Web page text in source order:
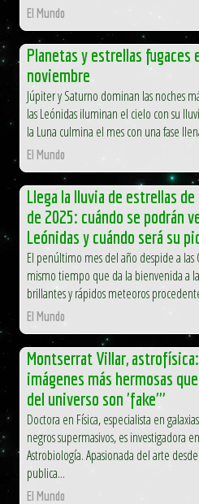
El Mundo
Planetas y estrellas fugaces
noviembre
Júpiter y Saturno dominan las noches
las Leónidas iluminan el cielo con su
la Luna culmina el mes con una fase
El Mundo
Llega la lluvia de estrellas
de 2025: cuándo se podrán
Leónidas y cuándo será su
El penúltimo mes del año despide a las
mismo tiempo que da la bienvenida a
brillantes y rápidos meteoros
El Mundo
Montserrat Villar,
imágenes más hermosas
del universo son 'fake'"
Doctora en Física, especialista en
negros supermasivos, es investigadora
Astrobiología. Apasionada del arte
publica...
El Mundo